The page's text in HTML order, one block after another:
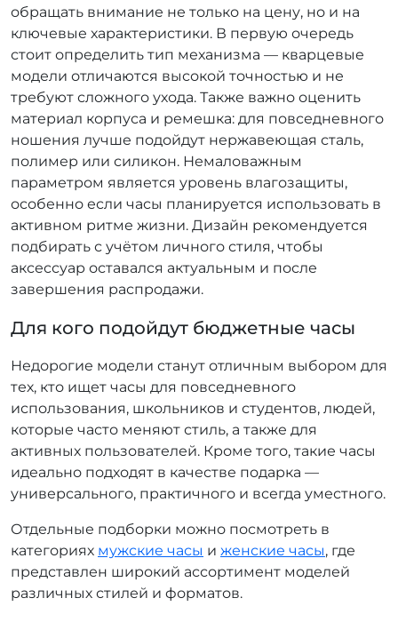
обращать внимание не только на цену, но и на
ключевые характеристики. В первую очередь
стоит определить тип механизма — кварцевые
модели отличаются высокой точностью и не
требуют сложного ухода. Также важно оценить
материал корпуса и ремешка: для повседневного
ношения лучше подойдут нержавеющая сталь,
полимер или силикон. Немаловажным
параметром является уровень влагозащиты,
особенно если часы планируется использовать в
активном ритме жизни. Дизайн рекомендуется
подбирать с учётом личного стиля, чтобы
аксессуар оставался актуальным и после
завершения распродажи.
Для кого подойдут бюджетные часы
Недорогие модели станут отличным выбором для
тех, кто ищет часы для повседневного
использования, школьников и студентов, людей,
которые часто меняют стиль, а также для
активных пользователей. Кроме того, такие часы
идеально подходят в качестве подарка —
универсального, практичного и всегда уместного.
Отдельные подборки можно посмотреть в
категориях мужские часы и женские часы, где
представлен широкий ассортимент моделей
различных стилей и форматов.